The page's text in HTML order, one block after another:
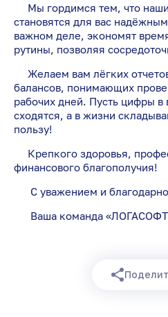
Мы гордимся тем, что
становятся для вас
важном деле, экономят
рутины, позволяя
Желаем вам лёгких
балансов, понимающих
рабочих дней. Пусть цифры в
сходятся, а в жизни
пользу!
Крепкого здоровья,
финансового благополучия!
С уважением и
Ваша команда